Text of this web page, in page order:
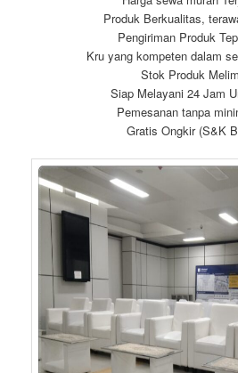
Produk Berkualitas,
Pengiriman Produk
Kru yang kompeten dalam
Stok Produk
Siap Melayani 24 Jam
Pemesanan tanpa
Gratis Ongkir (S&K